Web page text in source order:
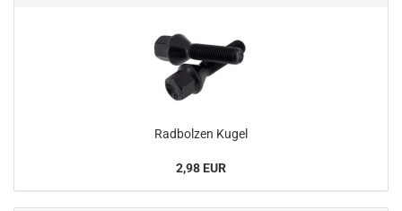
Rad­bol­zen Kugel
2,98 EUR